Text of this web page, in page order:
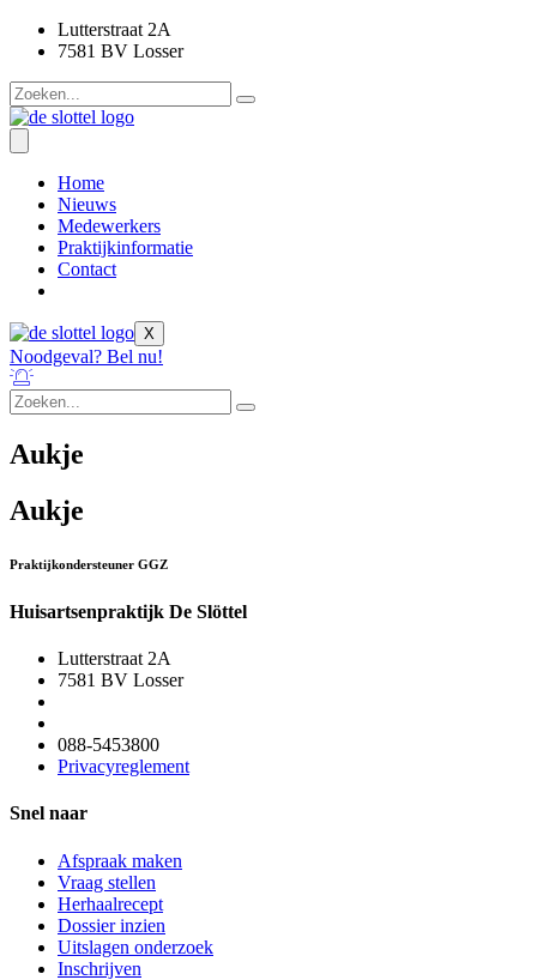
naar
inhoud
Lutterstraat 2A
7581 BV Losser
Home
Nieuws
Medewerkers
Praktijkinformatie
Contact
X
Noodgeval? Bel nu!
Aukje
Aukje
Praktijkondersteuner GGZ
Huisartsenpraktijk De Slöttel
Lutterstraat 2A
7581 BV Losser
088-5453800
Privacyreglement
Snel naar
Afspraak maken
Vraag stellen
Herhaalrecept
Dossier inzien
Uitslagen onderzoek
Inschrijven